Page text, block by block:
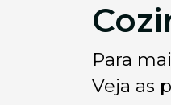
Para
Veja as